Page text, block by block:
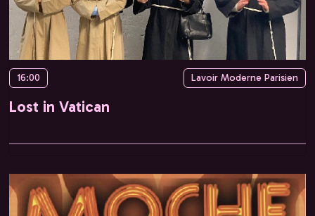
16:00 Lavoir Moderne Parisien
Lost in Vatican